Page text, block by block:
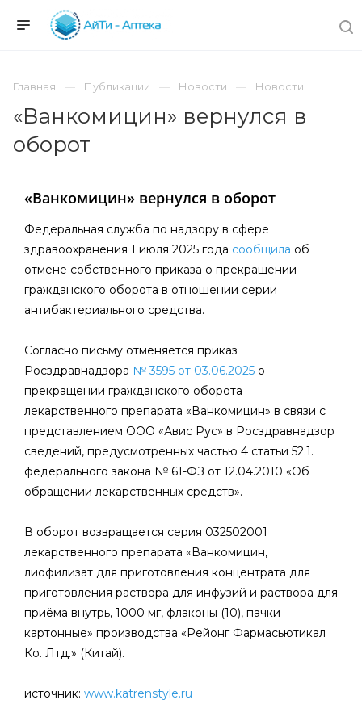
Главная Публикации Новости Новости
«Ванкомицин» вернулся в
оборот
«Ванкомицин» вернулся в оборот
Федеральная служба по надзору в сфере
здравоохранения 1 июля 2025 года сообщила об
отмене собственного приказа о прекращении
гражданского оборота в отношении серии
антибактериального средства.
Согласно письму отменяется приказ
Росздравнадзора № 3595 от 03.06.2025 о
прекращении гражданского оборота
лекарственного препарата «Ванкомицин» в связи с
представлением ООО «Авис Рус» в Росздравнадзор
сведений, предусмотренных частью 4 статьи 52.1.
федерального закона № 61-ФЗ от 12.04.2010 «Об
обращении лекарственных средств».
В оборот возвращается серия 032502001
лекарственного препарата «Ванкомицин,
лиофилизат для приготовления концентрата для
приготовления раствора для инфузий и раствора для
приёма внутрь, 1000 мг, флаконы (10), пачки
картонные» производства «Рейонг Фармасьютикал
Ко. Лтд.» (Китай).
источник: www.katrenstyle.ru